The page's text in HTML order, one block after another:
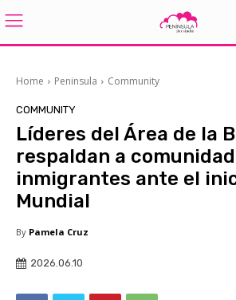
Home Peninsula Community
COMMUNITY
Líderes del Área de la
respaldan a
inmigrantes ante el
Mundial
By Pamela Cruz
2026.06.10